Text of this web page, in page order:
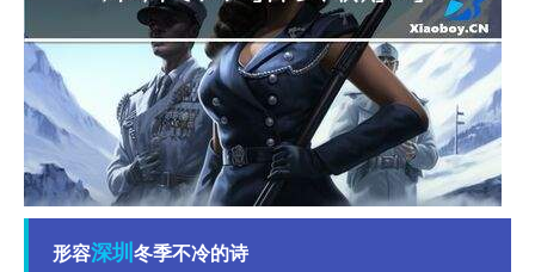
形容深圳冬季不冷的诗